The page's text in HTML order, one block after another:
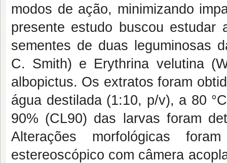
modos de ação, minimizando
presente estudo buscou estudar
sementes de duas leguminosas
C. Smith) e Erythrina velutina
albopictus. Os extratos foram
água destilada (1:10, p/v), a 80
90% (CL90) das larvas foram
Alterações morfológicas
estereoscópico com câmera